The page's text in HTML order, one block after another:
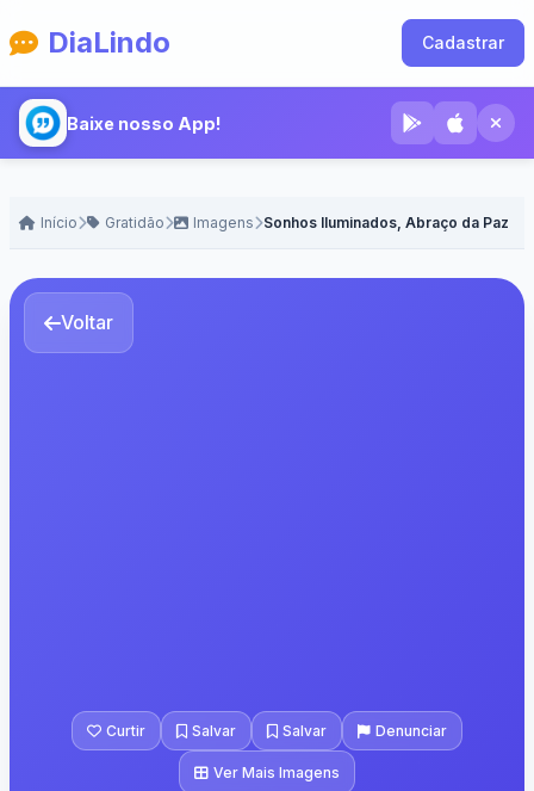
DiaLindo Cadastrar
Baixe nosso App!
Início Gratidão Imagens Sonhos Iluminados, Abraço da Paz
Voltar
Curtir Salvar Salvar Denunciar
Ver Mais Imagens